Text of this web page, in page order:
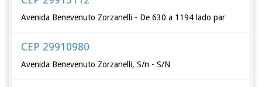
Avenida Benevenuto Zorzanelli - De 630 a 1194 lado par
CEP 29910980
Avenida Benevenuto Zorzanelli, S/n - S/N